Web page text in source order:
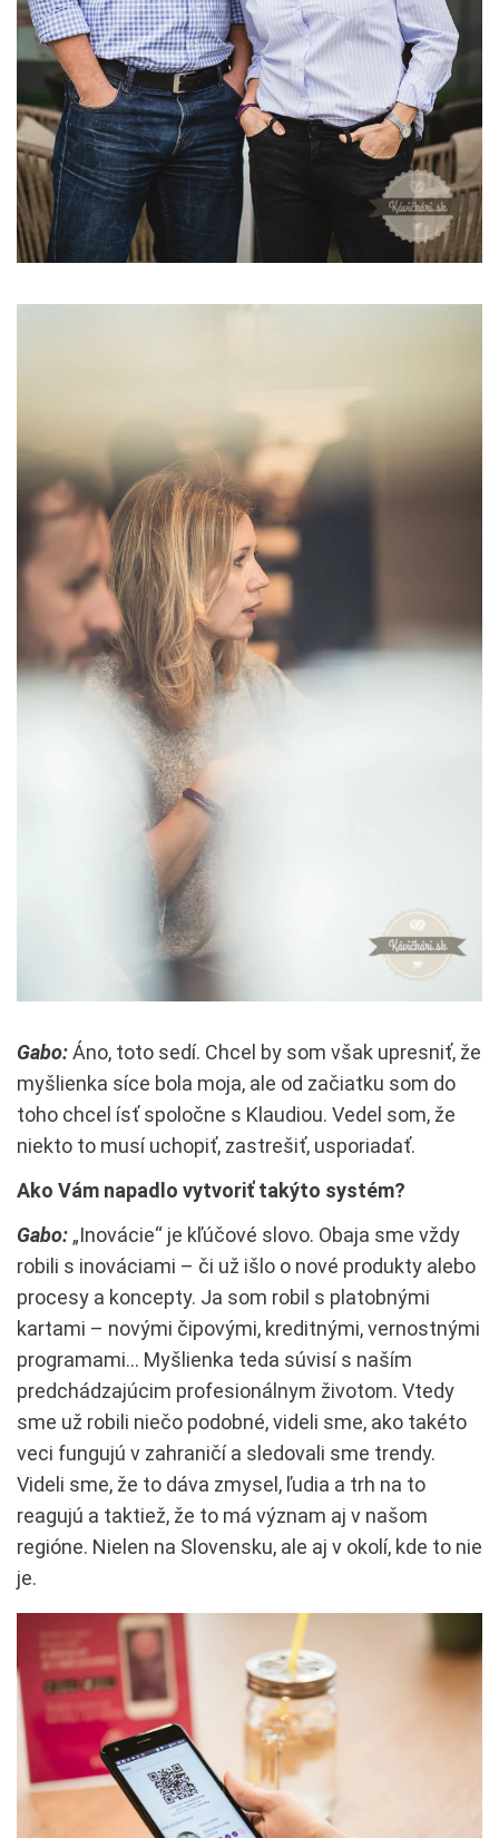
Gabo:Áno, toto sedí. Chcel by som však upresniť, že
myšlienka síce bola moja, ale od začiatku som do
toho chcel ísť spoločne s Klaudiou. Vedel som, že
niekto to musí uchopiť, zastrešiť, usporiadať.
Ako Vám napadlo vytvoriť takýto systém?
Gabo: „Inovácie“ je kľúčové slovo. Obaja sme vždy
robili s inováciami – či už išlo o nové produkty alebo
procesy a koncepty. Ja som robil s platobnými
kartami – novými čipovými, kreditnými, vernostnými
programami… Myšlienka teda súvisí s naším
predchádzajúcim profesionálnym životom. Vtedy
sme už robili niečo podobné, videli sme, ako takéto
veci fungujú v zahraničí a sledovali sme trendy.
Videli sme, že to dáva zmysel, ľudia a trh na to
reagujú a taktiež, že to má význam aj v našom
regióne. Nielen na Slovensku, ale aj v okolí, kde to nie
je.